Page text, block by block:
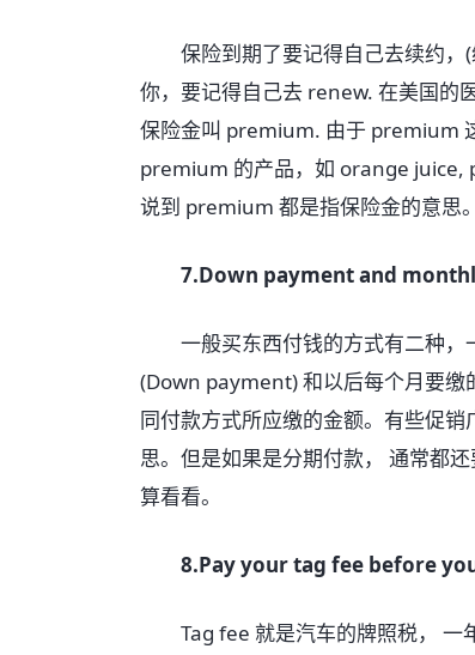
保险到期了要记得自己去续约，(
你，要记得自己去 renew. 在美国的
保险金叫 premium. 由于 premium
premium 的产品，如 orange juice,
说到 premium 都是指保险金的意思。
7.Down payment and
一般买东西付钱的方式有二种，
(Down payment) 和以后每个月要缴
同付款方式所应缴的金额。有些促
思。但是如果是分期付款， 通常都
算看看。
8.Pay your tag fee before
Tag fee 就是汽车的牌照税， 一